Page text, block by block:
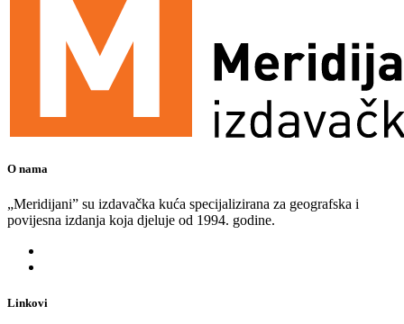
O nama
„Meridijani” su izdavačka kuća specijalizirana za geografska i
povijesna izdanja koja djeluje od 1994. godine.
Linkovi